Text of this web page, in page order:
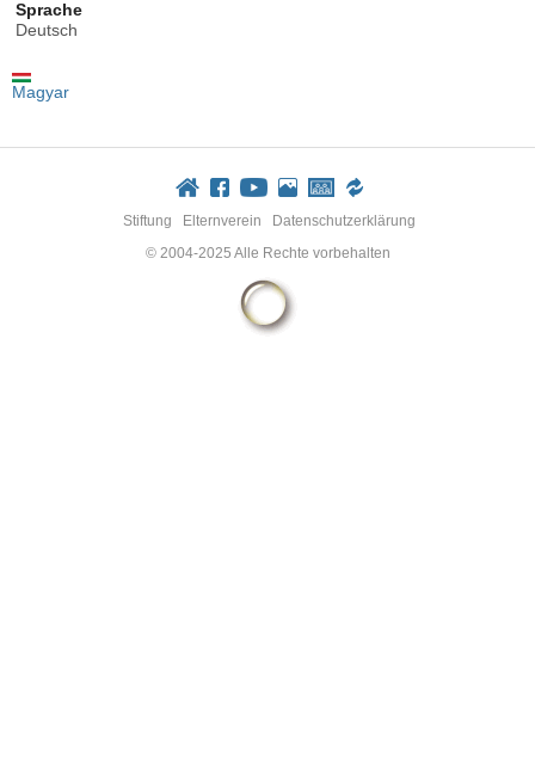
Sprache
Deutsch
Magyar
Stiftung Elternverein Datenschutzerklärung
© 2004-2025 Alle Rechte vorbehalten